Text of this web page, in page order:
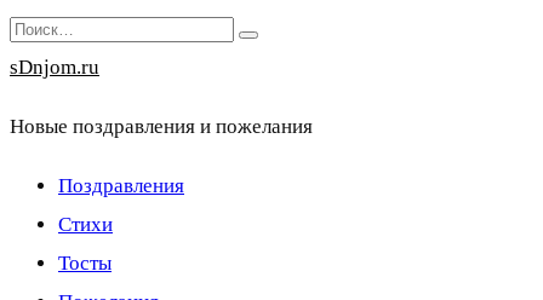
Перейти
к
Search
for:
sDnjom.ru
Новые поздравления и пожелания
Поздравления
Стихи
Тосты